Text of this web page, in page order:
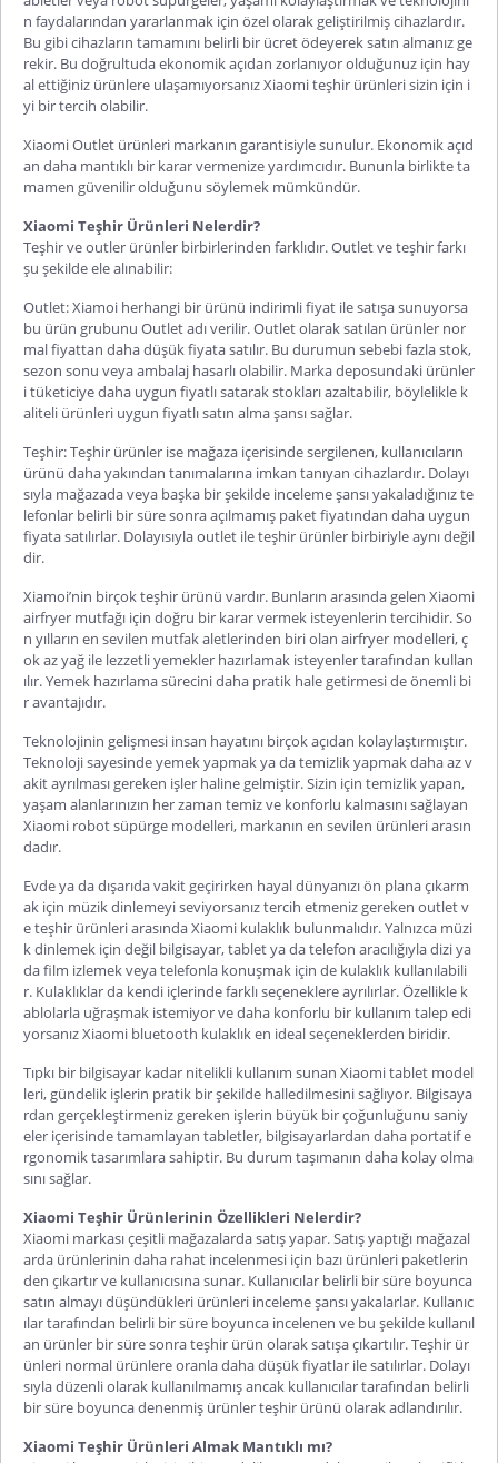
n faydalarından yararlanmak için özel olarak geliştirilmiş cihazlardır.
Bu gibi cihazların tamamını belirli bir ücret ödeyerek satın almanız ge
rekir. Bu doğrultuda ekonomik açıdan zorlanıyor olduğunuz için hay
al ettiğiniz ürünlere ulaşamıyorsanızXiaomi teşhir ürünlerisizin için i
yi bir tercih olabilir.
Xiaomi Outlet ürünleri markanın garantisiyle sunulur. Ekonomik açıd
an daha mantıklı bir karar vermenize yardımcıdır. Bununla birlikte ta
mamen güvenilir olduğunu söylemek mümkündür.
Xiaomi Teşhir Ürünleri Nelerdir?
Teşhir ve outler ürünler birbirlerinden farklıdır.Outlet ve teşhir farkı
şu şekilde ele alınabilir:
Outlet: Xiamoi herhangi bir ürünü indirimli fiyat ile satışa sunuyorsa
bu ürün grubunu Outlet adı verilir. Outlet olarak satılan ürünler nor
mal fiyattan daha düşük fiyata satılır. Bu durumun sebebi fazla stok,
sezon sonu veya ambalaj hasarlı olabilir. Marka deposundaki ürünler
i tüketiciye daha uygun fiyatlı satarak stokları azaltabilir, böylelikle k
aliteli ürünleri uygun fiyatlı satın alma şansı sağlar.
Teşhir: Teşhir ürünler ise mağaza içerisinde sergilenen, kullanıcıların
ürünü daha yakından tanımalarına imkan tanıyan cihazlardır. Dolayı
sıyla mağazada veya başka bir şekilde inceleme şansı yakaladığınız te
lefonlar belirli bir süre sonra açılmamış paket fiyatından daha uygun
fiyata satılırlar. Dolayısıyla outlet ile teşhir ürünler birbiriyle aynı değil
dir.
Xiamoi’nin birçok teşhir ürünü vardır. Bunların arasında gelen Xiaomi
airfryer mutfağı için doğru bir karar vermek isteyenlerin tercihidir. So
n yılların en sevilen mutfak aletlerinden biri olan airfryer modelleri, ç
ok az yağ ile lezzetli yemekler hazırlamak isteyenler tarafından kullan
ılır. Yemek hazırlama sürecini daha pratik hale getirmesi de önemli bi
r avantajıdır.
Teknolojinin gelişmesi insan hayatını birçok açıdan kolaylaştırmıştır.
Teknoloji sayesinde yemek yapmak ya da temizlik yapmak daha az v
akit ayrılması gereken işler haline gelmiştir. Sizin için temizlik yapan,
yaşam alanlarınızın her zaman temiz ve konforlu kalmasını sağlayan
Xiaomi robot süpürge modelleri, markanın en sevilen ürünleri arasın
dadır.
Evde ya da dışarıda vakit geçirirken hayal dünyanızı ön plana çıkarm
ak için müzik dinlemeyi seviyorsanız tercih etmeniz gereken outlet v
e teşhir ürünleri arasındaXiaomi kulaklık bulunmalıdır. Yalnızca müzi
k dinlemek için değil bilgisayar, tablet ya da telefon aracılığıyla dizi ya
da film izlemek veya telefonla konuşmak için de kulaklık kullanılabili
r. Kulaklıklar da kendi içlerinde farklı seçeneklere ayrılırlar. Özellikle k
ablolarla uğraşmak istemiyor ve daha konforlu bir kullanım talep edi
yorsanızXiaomi bluetooth kulaklıken ideal seçeneklerden biridir.
Tıpkı bir bilgisayar kadar nitelikli kullanım sunan Xiaomi tablet model
leri, gündelik işlerin pratik bir şekilde halledilmesini sağlıyor. Bilgisaya
rdan gerçekleştirmeniz gereken işlerin büyük bir çoğunluğunu saniy
eler içerisinde tamamlayan tabletler, bilgisayarlardan daha portatif e
rgonomik tasarımlara sahiptir. Bu durum taşımanın daha kolay olma
sını sağlar.
Xiaomi Teşhir Ürünlerinin Özellikleri Nelerdir?
Xiaomi markası çeşitli mağazalarda satış yapar. Satış yaptığı mağazal
arda ürünlerinin daha rahat incelenmesi için bazı ürünleri paketlerin
den çıkartır ve kullanıcısına sunar. Kullanıcılar belirli bir süre boyunca
satın almayı düşündükleri ürünleri inceleme şansı yakalarlar. Kullanıc
ılar tarafından belirli bir süre boyunca incelenen ve bu şekilde kullanıl
an ürünler bir süre sonra teşhir ürün olarak satışa çıkartılır. Teşhir ür
ünleri normal ürünlere oranla daha düşük fiyatlar ile satılırlar. Dolayı
sıyla düzenli olarak kullanılmamış ancak kullanıcılar tarafından belirli
bir süre boyunca denenmiş ürünler teşhir ürünü olarak adlandırılır.
Xiaomi Teşhir Ürünleri Almak Mantıklı mı?